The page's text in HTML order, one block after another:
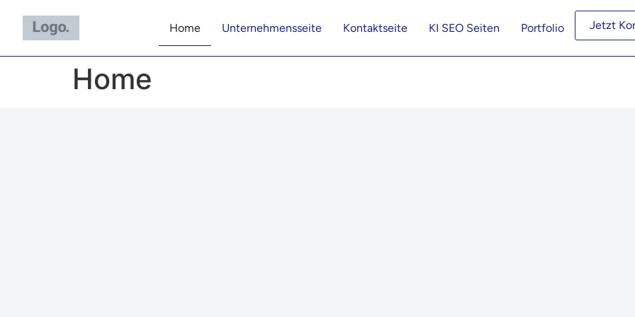
Home Unternehmensseite Kontaktseite KI SEO Seiten Portfolio Jetzt
Home